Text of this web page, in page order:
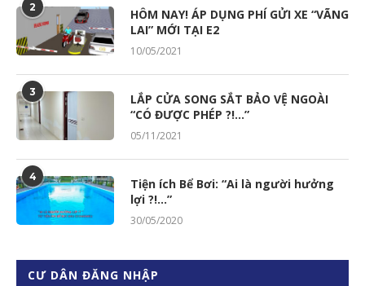
2
HÔM NAY! ÁP DỤNG PHÍ GỬI XE “VÃNG
LAI” MỚI TẠI E2
10/05/2021
3
LẮP CỬA SONG SẮT BẢO VỆ NGOÀI
“CÓ ĐƯỢC PHÉP ?!…”
05/11/2021
4
Tiện ích Bể Bơi: “Ai là người hưởng
lợi ?!…”
30/05/2020
CƯ DÂN ĐĂNG NHẬP